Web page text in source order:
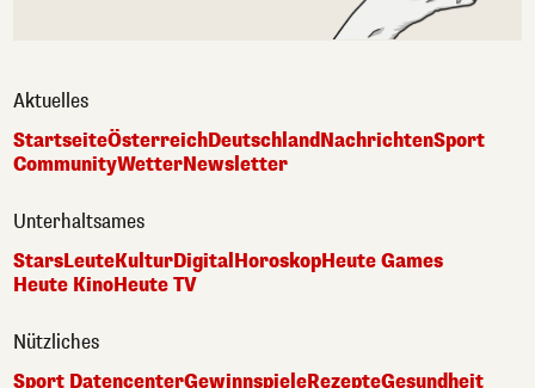
Aktuelles
StartseiteÖsterreichDeutschlandNachrichtenSport
CommunityWetterNewsletter
Unterhaltsames
StarsLeuteKulturDigital HoroskopHeute Games
Heute KinoHeute TV
Nützliches
Sport DatencenterGewinnspieleRezepteGesundheit